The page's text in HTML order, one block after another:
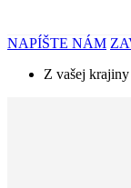
NAPÍŠTE NÁM
Z vašej